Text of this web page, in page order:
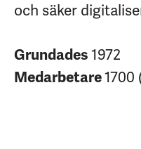
och säker
Grundades1972
Medarbetare1700